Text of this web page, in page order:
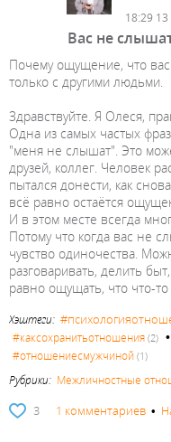
18:29
Вас не
Почему ощущение, что
только с другими людьми.
Здравствуйте. Я Олеся,
Одна из самых частых
"меня не слышат". Это
друзей, коллег. Человек
пытался донести, как
всё равно остаётся
И в этом месте всегда
Потому что когда вас не
чувство одиночества.
разговаривать, делить
равно ощущать, что что-
Хэштеги:
#каксохранитьотношения (2) •
#отношениесмужчиной (1)
Рубрики: Межличностные
3 1 комментариев •